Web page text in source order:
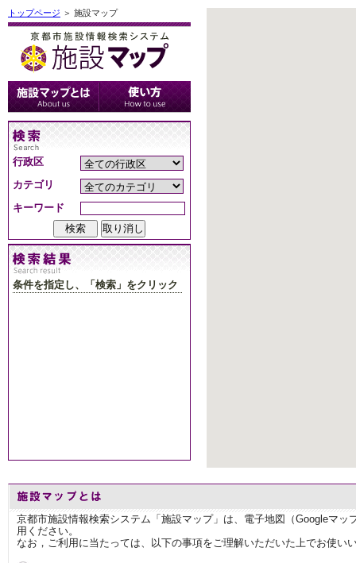
トップページ ＞ 施設マップ
行政区
カテゴリ
キーワード
条件を指定し、「検索」をクリック
京都市施設情報検索システム「施設マップ」は、電子地図（Googleマ
用ください。
なお，ご利用に当たっては、以下の事項をご理解いただいた上でお使い